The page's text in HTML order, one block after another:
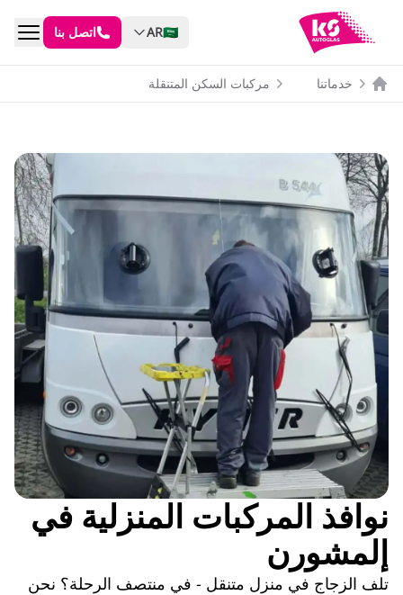
🇸🇦
AR اتصل بنا
الصفحة الرئيسية
خدماتنا مركبات السكن المتنقلة
نوافذ المركبات المنزلية في
إلمشورن
تلف الزجاج في منزل متنقل - في منتصف الرحلة؟ نحن